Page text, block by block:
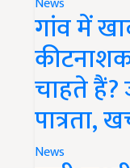
गांव में
चाहते
पात्रता,
News